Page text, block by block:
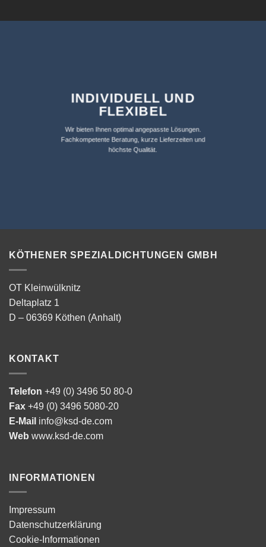
INDIVIDUELL UND
FLEXIBEL
Wir bieten Ihnen optimal angepasste Lösungen.
Fachkompetente Beratung, kurze Lieferzeiten und
höchste Qualität.
KÖTHENER SPEZIALDICHTUNGEN GMBH
OT Kleinwülknitz
Deltaplatz 1
D – 06369 Köthen (Anhalt)
KONTAKT
Telefon +49 (0) 3496 50 80-0
Fax +49 (0) 3496 5080-20
E-Mail info@ksd-de.com
Web www.ksd-de.com
INFORMATIONEN
Impressum
Datenschutzerklärung
Cookie-Informationen